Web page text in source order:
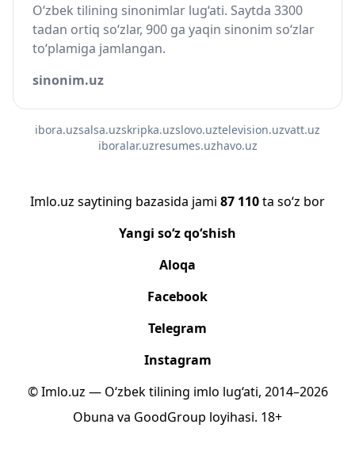
O‘zbek tilining sinonimlar lug‘ati. Saytda 3300
tadan ortiq so‘zlar, 900 ga yaqin sinonim so‘zlar
to‘plamiga jamlangan.
sinonim.uz
ibora.uzsalsa.uzskripka.uzslovo.uztelevision.uzvatt.uz
iboralar.uzresumes.uzhavo.uz
Imlo.uz saytining bazasida jami 87 110ta so‘z bor
Yangi so‘z qo‘shish
Aloqa
Facebook
Telegram
Instagram
© Imlo.uz — O‘zbek tilining imlo lug‘ati, 2014–2026
Obuna va GoodGroup loyihasi. 18+